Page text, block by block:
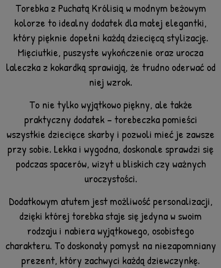
Torebka z Puchatą Królisią w modnym beżowym
kolorze to idealny dodatek dla małej elegantki,
który pięknie dopełni każdą dziecięcą stylizację.
Mięciutkie, puszyste wykończenie oraz urocza
laleczka z kokardką sprawiają, że trudno oderwać od
niej wzrok.
To nie tylko wyjątkowo piękny, ale także
praktyczny dodatek – torebeczka pomieści
wszystkie dziecięce skarby i pozwoli mieć je zawsze
przy sobie. Lekka i wygodna, doskonale sprawdzi się
podczas spacerów, wizyt u bliskich czy ważnych
uroczystości.
Dodatkowym atutem jest możliwość personalizacji,
dzięki której torebka staje się jedyna w swoim
rodzaju i nabiera wyjątkowego, osobistego
charakteru. To doskonały pomysł na niezapomniany
prezent, który zachwyci każdą dziewczynkę.